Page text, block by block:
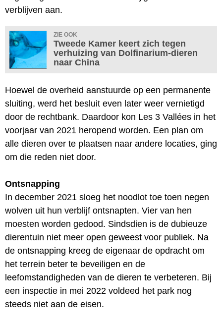
verblijven aan.
ZIE OOK
Tweede Kamer keert zich tegen
verhuizing van Dolfinarium-dieren
naar China
Hoewel de overheid aanstuurde op een permanente
sluiting, werd het besluit even later weer vernietigd
door de rechtbank. Daardoor kon Les 3 Vallées in het
voorjaar van 2021 heropend worden. Een plan om
alle dieren over te plaatsen naar andere locaties, ging
om die reden niet door.
Ontsnapping
In december 2021 sloeg het noodlot toe toen negen
wolven uit hun verblijf ontsnapten. Vier van hen
moesten worden gedood. Sindsdien is de dubieuze
dierentuin niet meer open geweest voor publiek. Na
de ontsnapping kreeg de eigenaar de opdracht om
het terrein beter te beveiligen en de
leefomstandigheden van de dieren te verbeteren. Bij
een inspectie in mei 2022 voldeed het park nog
steeds niet aan de eisen.